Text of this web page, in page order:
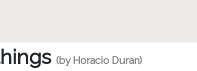
(by Horacio Duran)